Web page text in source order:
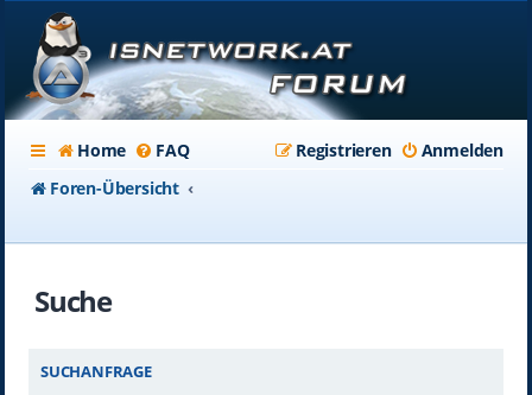
Home FAQ Anmelden
Registrieren
Foren-Übersicht
Suche
SUCHANFRAGE